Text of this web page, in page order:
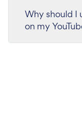
Why should I
on my